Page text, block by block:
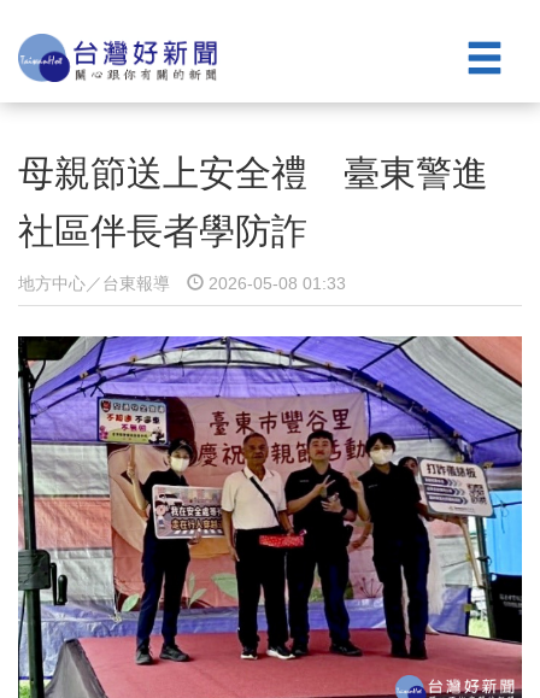
母親節送上安全禮 臺東警進
社區伴長者學防詐
地方中心／台東報導 2026-05-08 01:33